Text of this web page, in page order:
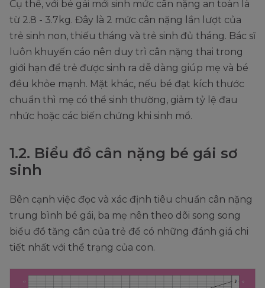
Cụ thể, với bé gái mới sinh mức cân nặng an toàn là
từ 2.8 - 3.7kg. Đây là 2 mức cân nặng lần lượt của
trẻ sinh non, thiếu tháng và trẻ sinh đủ tháng. Bác sĩ
luôn khuyến cáo nên duy trì cân nặng thai trong
giới hạn để trẻ được sinh ra dễ dàng giúp mẹ và bé
đều khỏe mạnh. Mặt khác, nếu bé đạt kích thước
chuẩn thì mẹ có thể sinh thường, giảm tỷ lệ đau
nhức hoặc các biến chứng khi sinh mổ.
1.2. Biểu đồ cân nặng bé gái sơ
sinh
Bên cạnh việc đọc và xác định tiêu chuẩn cân nặng
trung bình bé gái, ba mẹ nên theo dõi song song
biểu đồ tăng cân của trẻ để có những đánh giá chi
tiết nhất với thể trạng của con.